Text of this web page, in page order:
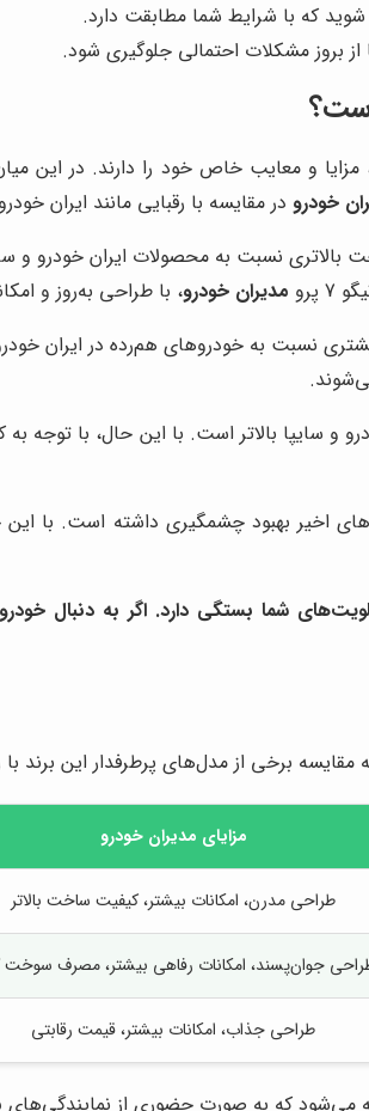
که با شرایط شما مطابقت دارد.
از بروز مشکلات احتمالی جلوگیری شود.
و معایب خاص خود را دارند. در این
خودرودر مقایسه با رقبایی مانند ایران
بالاتری نسبت به محصولات ایران خودرو و
مدیران خودرو، با طراحی به‌روز و
نسبت به خودروهای هم‌رده در ایران
و سایپا بالاتر است. با این حال، با توجه
اخیر بهبود چشمگیری داشته است. با این
شما بستگی دارد. اگر به دنبال
مقایسه برخی از مدل‌های پرطرفدار این برند
مزایای مدیران خودرو
طراحی مدرن، امکانات بیشتر، کیفیت ساخت بالاتر
جوان‌پسند، امکانات رفاهی بیشتر، مصرف سوخت
طراحی جذاب، امکانات بیشتر، قیمت رقابتی
می‌شود که به صورت حضوری از نمایندگی‌های